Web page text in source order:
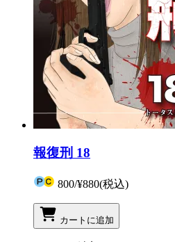
報復刑 18
800/¥880(税込)
カートに追加